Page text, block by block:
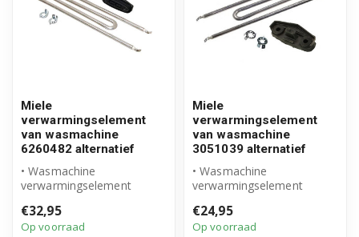
Miele
verwarmingselement
van wasmachine
6260482 alternatief
• Wasmachine
verwarmingselement
• Geschikt voor Miele
• Hoogwaardig al...
€32,95
Op voorraad
Miele
verwarmingselement
van wasmachine
3051039 alternatief
• Wasmachine
verwarmingselement
• Geschikt voor Miele
• Hoogwaardig al...
€24,95
Op voorraad